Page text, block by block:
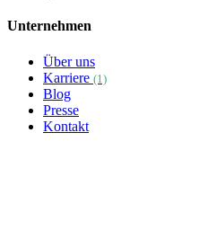
Unternehmen
Über uns
Karriere (1)
Blog
Presse
Kontakt